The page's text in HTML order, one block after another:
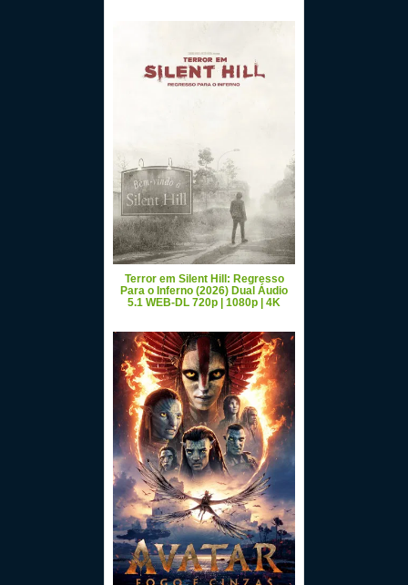
Terror em Silent Hill: Regresso
Para o Inferno (2026) Dual Áudio
5.1 WEB-DL 720p | 1080p | 4K